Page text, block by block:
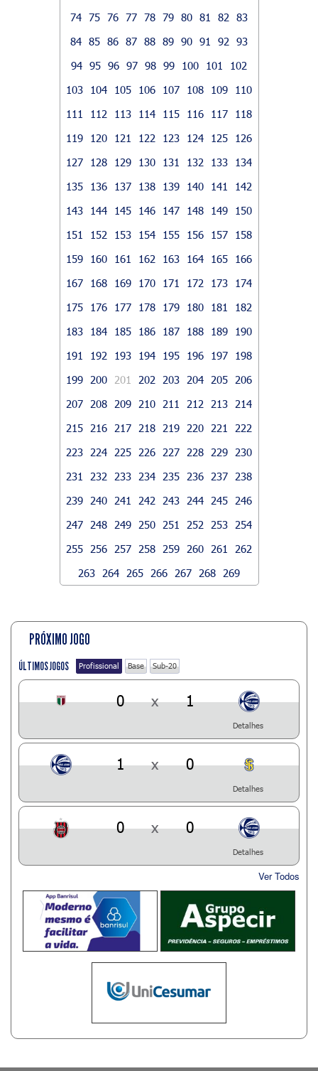
74 75 76 77 78 79 80 81 82
83
84 85 86 87 88 89 90 91 92
93
94 95 96 97 98 99 100 101
102
103
104 105 106 107 108 109
110
111
112 113 114 115 116 117
118
119
120 121 122 123 124 125
126
127
128 129 130 131 132 133
134
135
136 137 138 139 140 141
142
143
144 145 146 147 148 149
150
151
152 153 154 155 156 157
158
159
160 161 162 163 164 165
166
167
168 169 170 171 172 173
174
175
176 177 178 179 180 181
182
183
184 185 186 187 188 189
190
191
192 193 194 195 196 197
198
199
200 201 202 203 204 205
206
207
208 209 210 211 212 213
214
215
216 217 218 219 220 221
222
223
224 225 226 227 228 229
230
231
232 233 234 235 236 237
238
239
240 241 242 243 244 245
246
247
248 249 250 251 252 253
254
255
256 257 258 259 260 261
262
263
264 265 266 267 268 269
PRÓXIMO JOGO
ÚLTIMOS JOGOS Profissional Base Sub-20
0 x 1
Detalhes
1 x 0
Detalhes
0 x 0
Detalhes
Ver Todos